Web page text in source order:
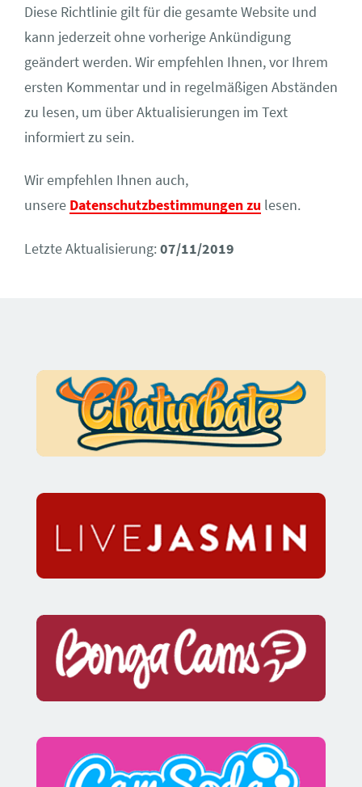
Diese Richtlinie gilt für die gesamte Website und
kann jederzeit ohne vorherige Ankündigung
geändert werden. Wir empfehlen Ihnen, vor Ihrem
ersten Kommentar und in regelmäßigen Abständen
zu lesen, um über Aktualisierungen im Text
informiert zu sein.
Wir empfehlen Ihnen auch,
unsere Datenschutzbestimmungen zu lesen.
Letzte Aktualisierung:07/11/2019